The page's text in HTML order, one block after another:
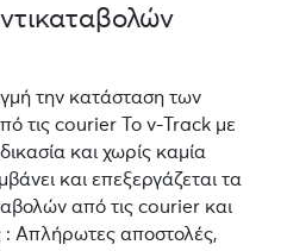
την κατάσταση των
τις courier Το v-Track με
και χωρίς καμία
και επεξεργάζεται τα
από τις courier και
Απλήρωτες αποστολές,